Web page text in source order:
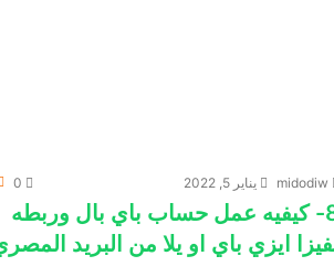
midodiw يناير 5, 2022 0
8- كيفيه عمل حساب باي بال وربطه
ايزي باي او يلا من البريد